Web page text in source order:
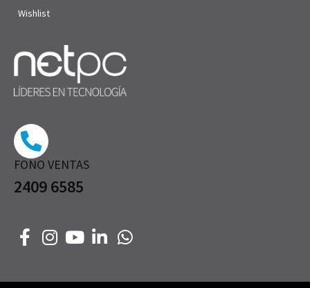
FONO VENTAS
2409 6585
Wishlist